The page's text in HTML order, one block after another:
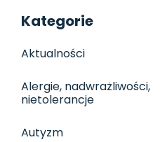
Kategorie
Aktualności
Alergie, nadwrażliwości,
nietolerancje
Autyzm